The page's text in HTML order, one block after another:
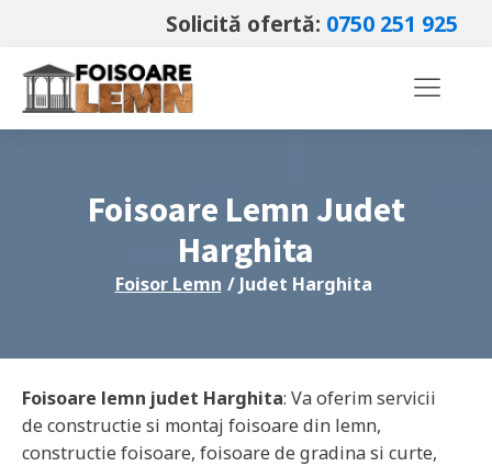
Solicită ofertă: 0750 251 925
Foisoare Lemn Judet
Harghita
Foisor Lemn / Judet Harghita
Foisoare lemn judet Harghita: Va oferim servicii
de constructie si montaj foisoare din lemn,
constructie foisoare, foisoare de gradina si curte,